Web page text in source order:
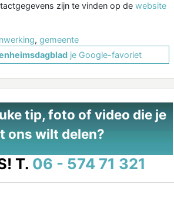
zijn te vinden op de website
, gemeente
je Google-favoriet
tip, foto of video die je
ons wilt delen?
T. 06 - 574 71 321